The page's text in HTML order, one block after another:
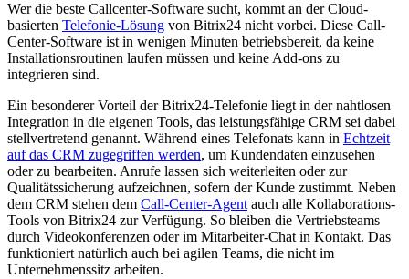
Wer die beste Callcenter-Software sucht, kommt an der Cloud-
basierten Telefonie-Lösung von Bitrix24 nicht vorbei. Diese Call-
Center-Software ist in wenigen Minuten betriebsbereit, da keine
Installationsroutinen laufen müssen und keine Add-ons zu
integrieren sind.
Ein besonderer Vorteil der Bitrix24-Telefonie liegt in der nahtlosen
Integration in die eigenen Tools, das leistungsfähige CRM sei dabei
stellvertretend genannt. Während eines Telefonats kann in Echtzeit
auf das CRM zugegriffen werden, um Kundendaten einzusehen
oder zu bearbeiten. Anrufe lassen sich weiterleiten oder zur
Qualitätssicherung aufzeichnen, sofern der Kunde zustimmt. Neben
dem CRM stehen dem Call-Center-Agent auch alle Kollaborations-
Tools von Bitrix24 zur Verfügung. So bleiben die Vertriebsteams
durch Videokonferenzen oder im Mitarbeiter-Chat in Kontakt. Das
funktioniert natürlich auch bei agilen Teams, die nicht im
Unternehmenssitz arbeiten.